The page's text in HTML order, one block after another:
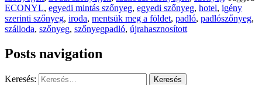
ECONYL, egyedi mintás szőnyeg, egyedi szőnyeg, hotel, igény
szerinti szőnyeg, iroda, mentsük meg a földet, padló, padlószőnyeg,
szálloda, szőnyeg, szőnyegpadló, újrahasznosított
Posts navigation
Keresés: